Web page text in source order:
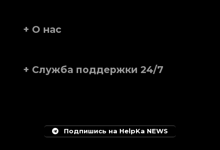
+ О нас
+ Служба поддержки 24/7
Подпишись на HelpKa NEWS